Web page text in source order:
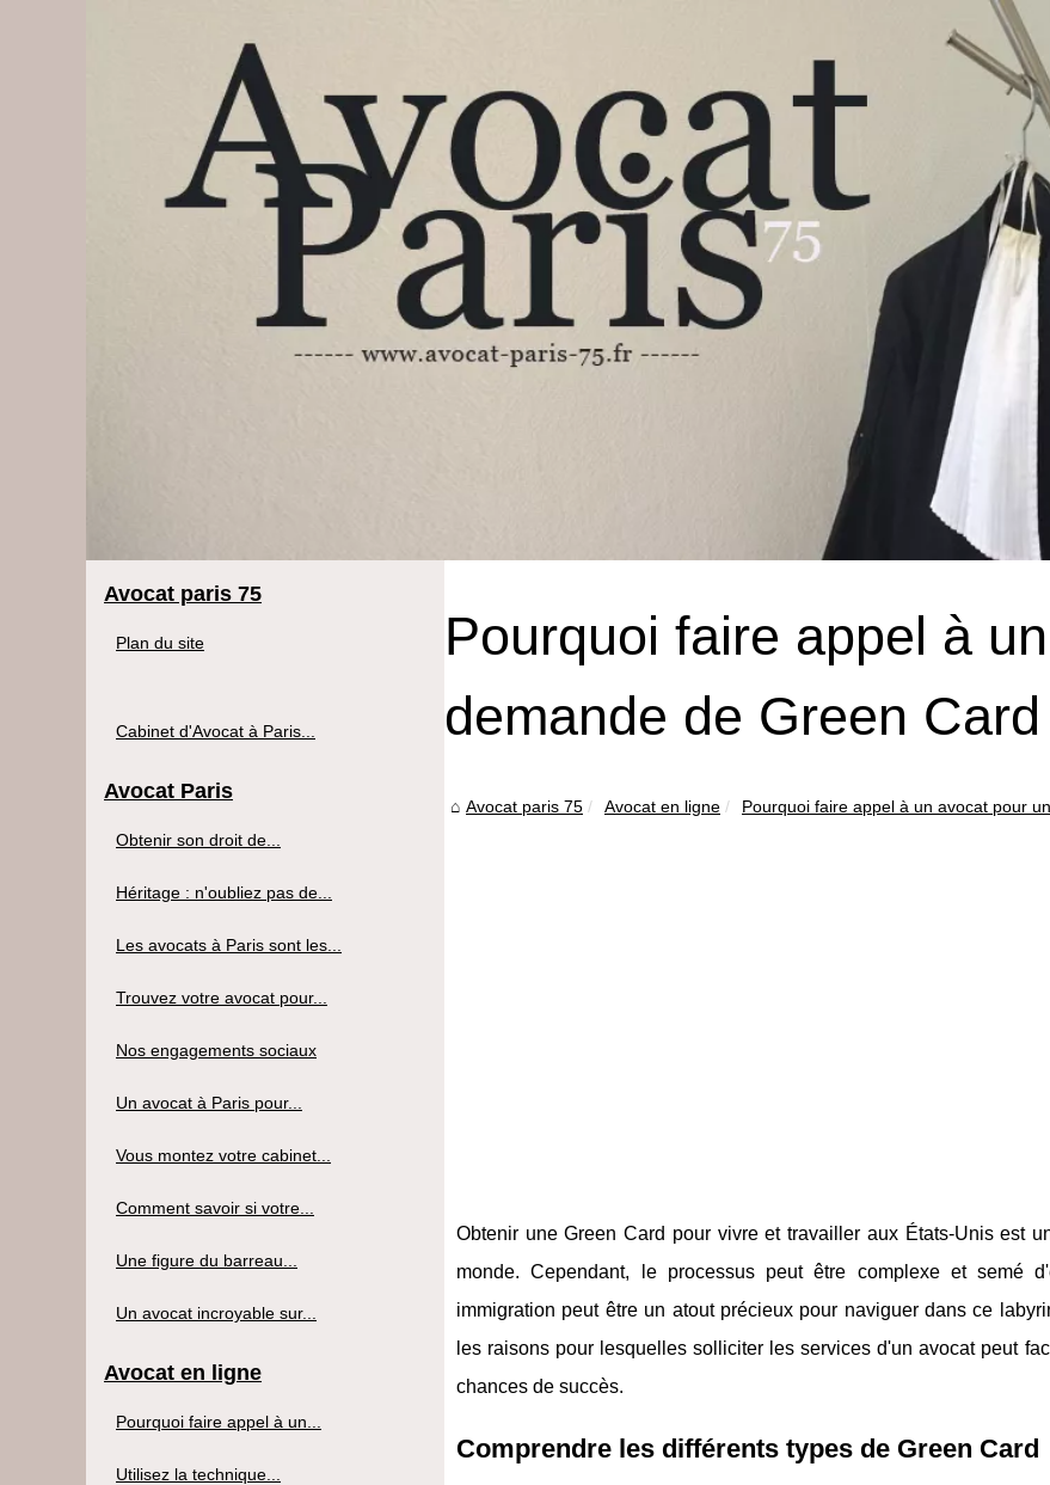
Pourquoi faire appel à
demande de Green
Avocat paris 75 Avocat en ligne Pourquoi faire appel à un avocat pour
Obtenir une Green Card pour vivre et travailler aux États-Unis est
monde. Cependant, le processus peut être complexe et semé
immigration peut être un atout précieux pour naviguer dans ce
les raisons pour lesquelles solliciter les services d'un avocat peut
chances de succès.
Comprendre les différents types de Green Card
Avocat paris 75
Plan du site
Cabinet d'Avocat à Paris...
Avocat Paris
Obtenir son droit de...
Héritage : n'oubliez pas de...
Les avocats à Paris sont les...
Trouvez votre avocat pour...
Nos engagements sociaux
Un avocat à Paris pour...
Vous montez votre cabinet...
Comment savoir si votre...
Une figure du barreau...
Un avocat incroyable sur...
Avocat en ligne
Pourquoi faire appel à un...
Utilisez la technique...